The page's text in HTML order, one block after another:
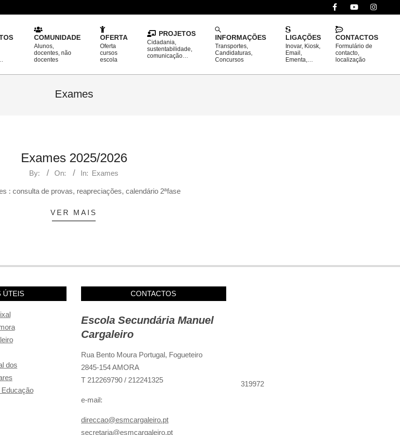
COMUNIDADE
Alunos,
docentes, não
docentes
OFERTA
Oferta
cursos
escola
PROJETOS
Cidadania,
sustentabilidade,
comunicação…
INFORMAÇÕES
Transportes,
Candidaturas,
Concursos
LIGAÇÕES
Inovar, Kiosk,
Email,
Ementa,…
CONTACTOS
Formulário de
contacto,
localização
Exames
Exames 2025/2026
By: On: In: Exames
: consulta de provas, reapreciações, calendário 2ªfase
VER MAIS
ÚTEIS
dos
CONTACTOS
Escola Secundária Manuel
Cargaleiro
Rua Bento Moura Portugal, Fogueteiro
2845-154 AMORA
T 212269790 / 212241325
e-mail:
direccao@esmcargaleiro.pt
secretaria@esmcargaleiro.pt
319972